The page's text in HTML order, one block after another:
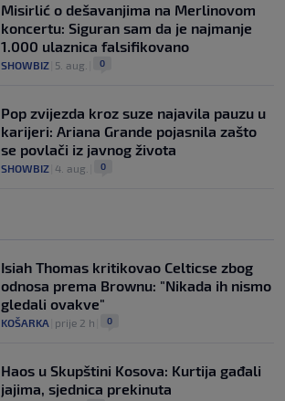
Misirlić o dešavanjima na Merlinovom
koncertu: Siguran sam da je najmanje
1.000 ulaznica falsifikovano
SHOWBIZ 5. aug. 0
Pop zvijezda kroz suze najavila pauzu u
karijeri: Ariana Grande pojasnila zašto
se povlači iz javnog života
SHOWBIZ 4. aug. 0
Isiah Thomas kritikovao Celticse zbog
odnosa prema Brownu: "Nikada ih nismo
gledali ovakve"
KOŠARKA prije 2 h 0
Haos u Skupštini Kosova: Kurtija gađali
jajima, sjednica prekinuta